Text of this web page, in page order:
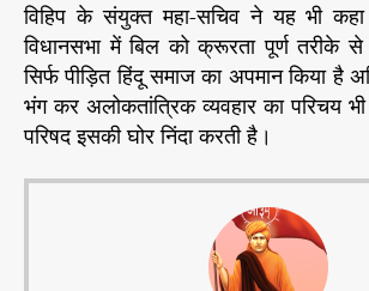
विहिप के संयुक्त महा-सचिव ने यह भी कहा
विधानसभा में बिल को क्रूरता पूर्ण तरीके
सिर्फ पीड़ित हिंदू समाज का अपमान किया है
भंग कर अलोकतांत्रिक व्यवहार का परिचय भी
परिषद इसकी घोर निंदा करती है।